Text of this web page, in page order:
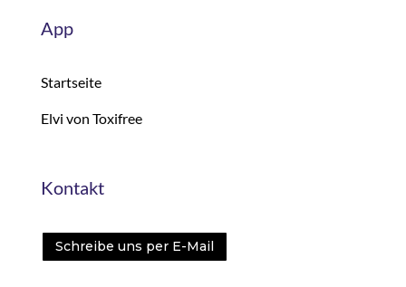
App
Startseite
Elvi von Toxifree
Kontakt
Schreibe uns per E-Mail